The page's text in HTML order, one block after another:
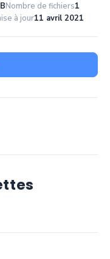
Nombre de fichiers1
à jour11 avril 2021